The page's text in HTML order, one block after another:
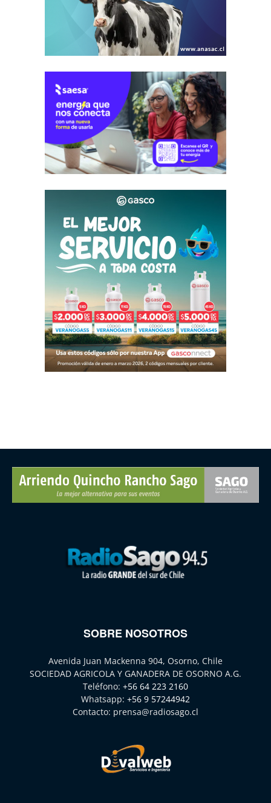
SOBRE NOSOTROS
Avenida Juan Mackenna 904, Osorno, Chile
SOCIEDAD AGRICOLA Y GANADERA DE OSORNO A.G.
Teléfono: +56 64 223 2160
Whatsapp: +56 9 57244942
Contacto: prensa@radiosago.cl